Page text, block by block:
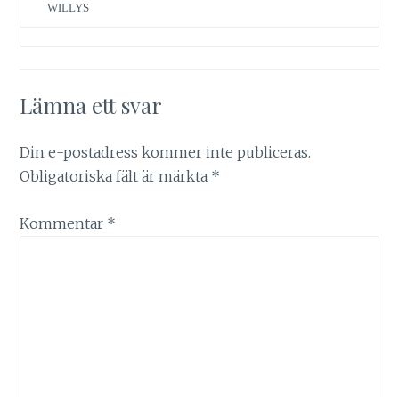
WILLYS
Lämna ett svar
Din e-postadress kommer inte publiceras.
Obligatoriska fält är märkta *
Kommentar *